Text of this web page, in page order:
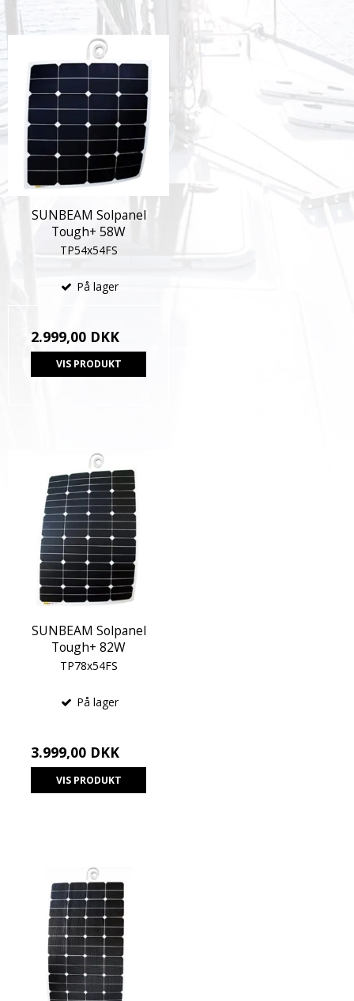
SUNBEAM Solpanel
Tough+ 58W
TP54x54FS
På lager
2.999,00 DKK
VIS PRODUKT
SUNBEAM Solpanel
Tough+ 82W
TP78x54FS
På lager
3.999,00 DKK
VIS PRODUKT